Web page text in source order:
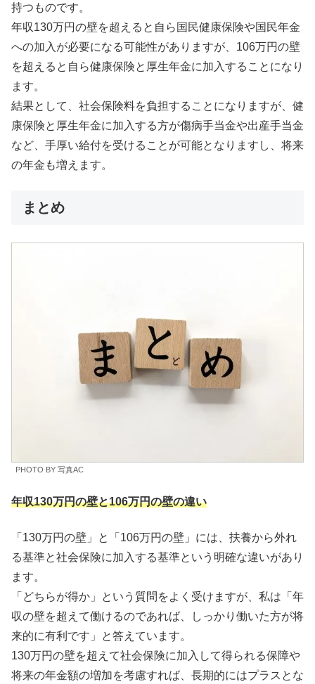
持つものです。
年収130万円の壁を超えると自ら国民健康保険や国民年金
への加入が必要になる可能性がありますが、106万円の壁
を超えると自ら健康保険と厚生年金に加入することになり
ます。
結果として、社会保険料を負担することになりますが、健
康保険と厚生年金に加入する方が傷病手当金や出産手当金
など、手厚い給付を受けることが可能となりますし、将来
の年金も増えます。
まとめ
PHOTO BY 写真AC
年収130万円の壁と106万円の壁の違い
「130万円の壁」と「106万円の壁」には、扶養から外れ
る基準と社会保険に加入する基準という明確な違いがあり
ます。
「どちらが得か」という質問をよく受けますが、私は「年
収の壁を超えて働けるのであれば、しっかり働いた方が将
来的に有利です」と答えています。
130万円の壁を超えて社会保険に加入して得られる保障や
将来の年金額の増加を考慮すれば、長期的にはプラスとな